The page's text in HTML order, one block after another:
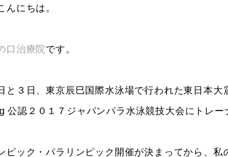
んにちは。
口治療院です。
と３日、東京辰巳国際水泳場で行われた東日本
公認２０１７ジャパンパラ水泳競技大会にトレー
ピック・パラリンピック開催が決まってから、